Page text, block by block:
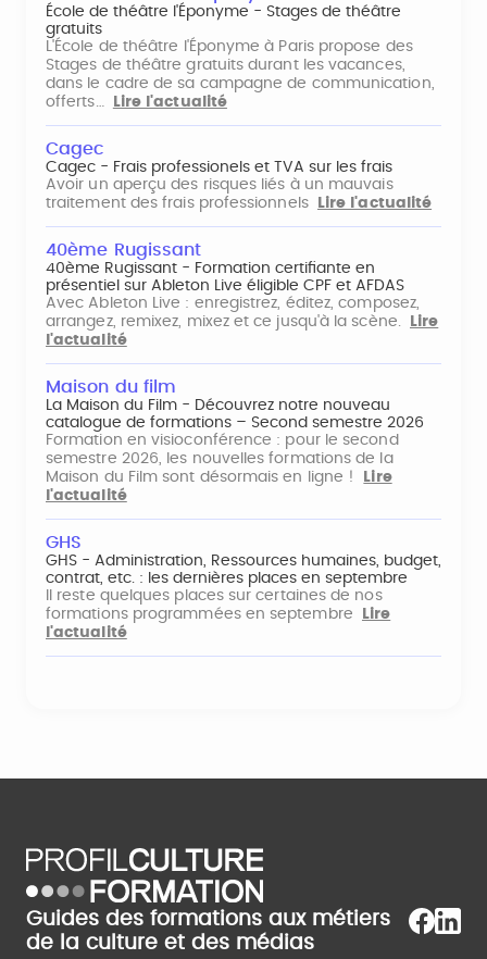
École de théâtre l'Éponyme - Stages de théâtre
gratuits
L'École de théâtre l'Éponyme à Paris propose des
Stages de théâtre gratuits durant les vacances,
dans le cadre de sa campagne de communication,
offerts…
Lire l'actualité
Cagec
Cagec - Frais professionels et TVA sur les frais
Avoir un aperçu des risques liés à un mauvais
traitement des frais professionnels
Lire l'actualité
40ème Rugissant
40ème Rugissant - Formation certifiante en
présentiel sur Ableton Live éligible CPF et AFDAS
Avec Ableton Live : enregistrez, éditez, composez,
arrangez, remixez, mixez et ce jusqu'à la scène.
Lire
l'actualité
Maison du film
La Maison du Film - Découvrez notre nouveau
catalogue de formations – Second semestre 2026
Formation en visioconférence : pour le second
semestre 2026, les nouvelles formations de la
Maison du Film sont désormais en ligne !
Lire
l'actualité
GHS
GHS - Administration, Ressources humaines, budget,
contrat, etc. : les dernières places en septembre
Il reste quelques places sur certaines de nos
formations programmées en septembre
Lire
l'actualité
Guides des formations aux métiers
de la culture et des médias